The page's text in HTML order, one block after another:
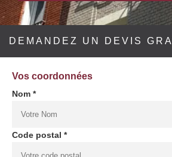
DEMANDEZ UN DEVIS
Vos coordonnées
Nom *
Code postal *